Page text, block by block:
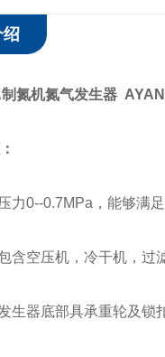
绍
氮机氮气发生器
力0--0.7MPa ，能够满
含空压机，冷干机，过
生器底部具承重轮及锁